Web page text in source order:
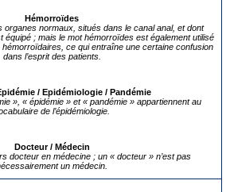
Hémorroïdes
normaux, situés dans le canal anal, et dont
équipé ; mais le mot hémorroïdes est également utilisé
ce qui entraîne une certaine confusion
dans l’esprit des patients.
/ Epidémiologie / Pandémie
», « épidémie » et « pandémie » appartiennent au
de l’épidémiologie.
Docteur / Médecin
docteur en médecine ; un « docteur » n’est pas
un médecin.